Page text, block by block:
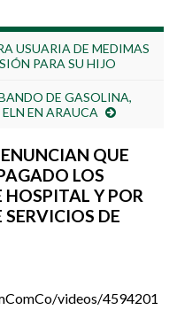
USUARIA DE MEDIMAS
PARA SU HIJO
DE GASOLINA,
EN ARAUCA
QUE
LOS
HOSPITAL Y POR
DE
videos/4594201